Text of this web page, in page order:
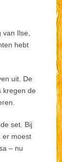
Ilse,
hebt
uit. De
kregen de
set. Bij
er moest
– nu